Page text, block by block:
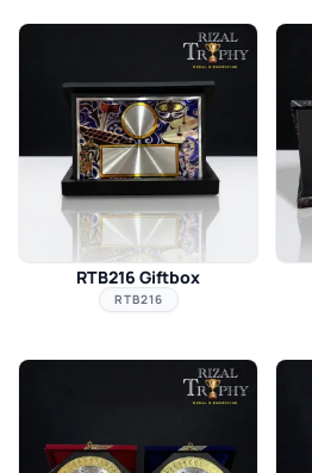
RTB216 Giftbox
RTB216